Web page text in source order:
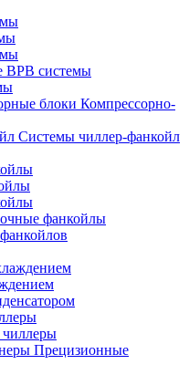
ВРВ системы
Компрессорно-
Системы чиллер-фанкойл
фанкойлы
Прецизионные